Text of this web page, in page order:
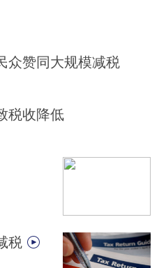
众赞同大规模减税
税收降低
税